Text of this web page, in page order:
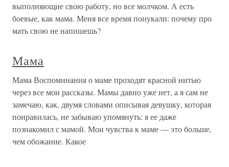
выполняющие свою работу, но все молчком. А есть
боевые, как мама. Меня все время понукали: почему про
мать свою не напишешь?
Мама
Мама Воспоминания о маме проходят красной нитью
через все мои рассказы. Мамы давно уже нет, а я сам не
замечаю, как, двумя словами описывая девушку, которая
понравилась, не забываю упомянуть: я ее даже
познакомил с мамой. Мои чувства к маме — это больше,
чем обожание. Какое